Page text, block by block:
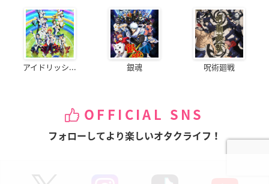
アイドリッシ... 銀魂 呪術廻戦
OFFICIAL SNS
フォローしてより楽しいオタクライフ！